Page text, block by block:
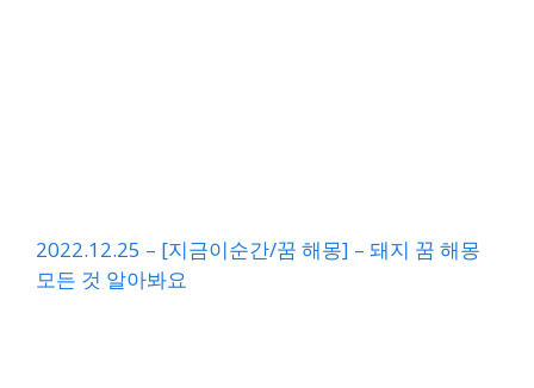
2022.12.25 – [지금이순간/꿈 해몽] – 돼지 꿈 해몽
모든 것 알아봐요